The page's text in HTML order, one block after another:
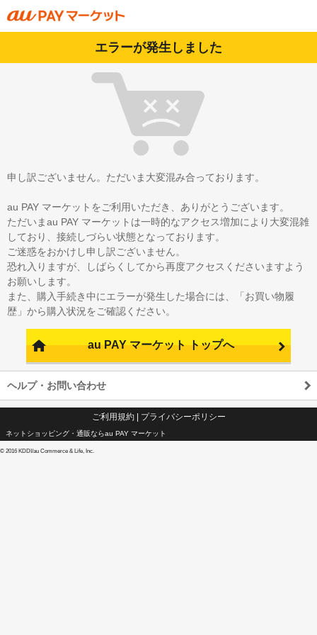
エラーが発生しました
申し訳ございません。ただいま大変混み合っております。
au PAY マーケットをご利用いただき、ありがとうございます。
ただいまau PAY マーケットは一時的なアクセス増加により大変混雑
しており、接続しづらい状態となっております。
ご迷惑をおかけし申し訳ございません。
恐れ入りますが、しばらくしてから再度アクセスくださいますよう
お願いします。
また、購入手続き中にエラーが発生した場合には、「お買い物履
歴」から購入状況をご確認ください。
au PAY マーケット トップへ
ヘルプ・お問い合わせ
ご利用規約| プライバシーポリシー
ネットショッピング・通販ならau PAY マーケット
© 2016 KDDI/au Commerce & Life, Inc.